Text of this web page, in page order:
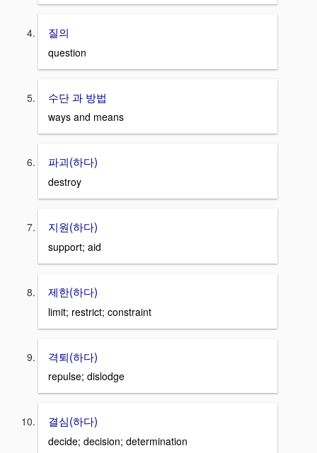
질의
question
수단 과 방법
ways and means
파괴(하다)
destroy
지원(하다)
support; aid
제한(하다)
limit; restrict; constraint
격퇴(하다)
repulse; dislodge
결심(하다)
decide; decision; determination